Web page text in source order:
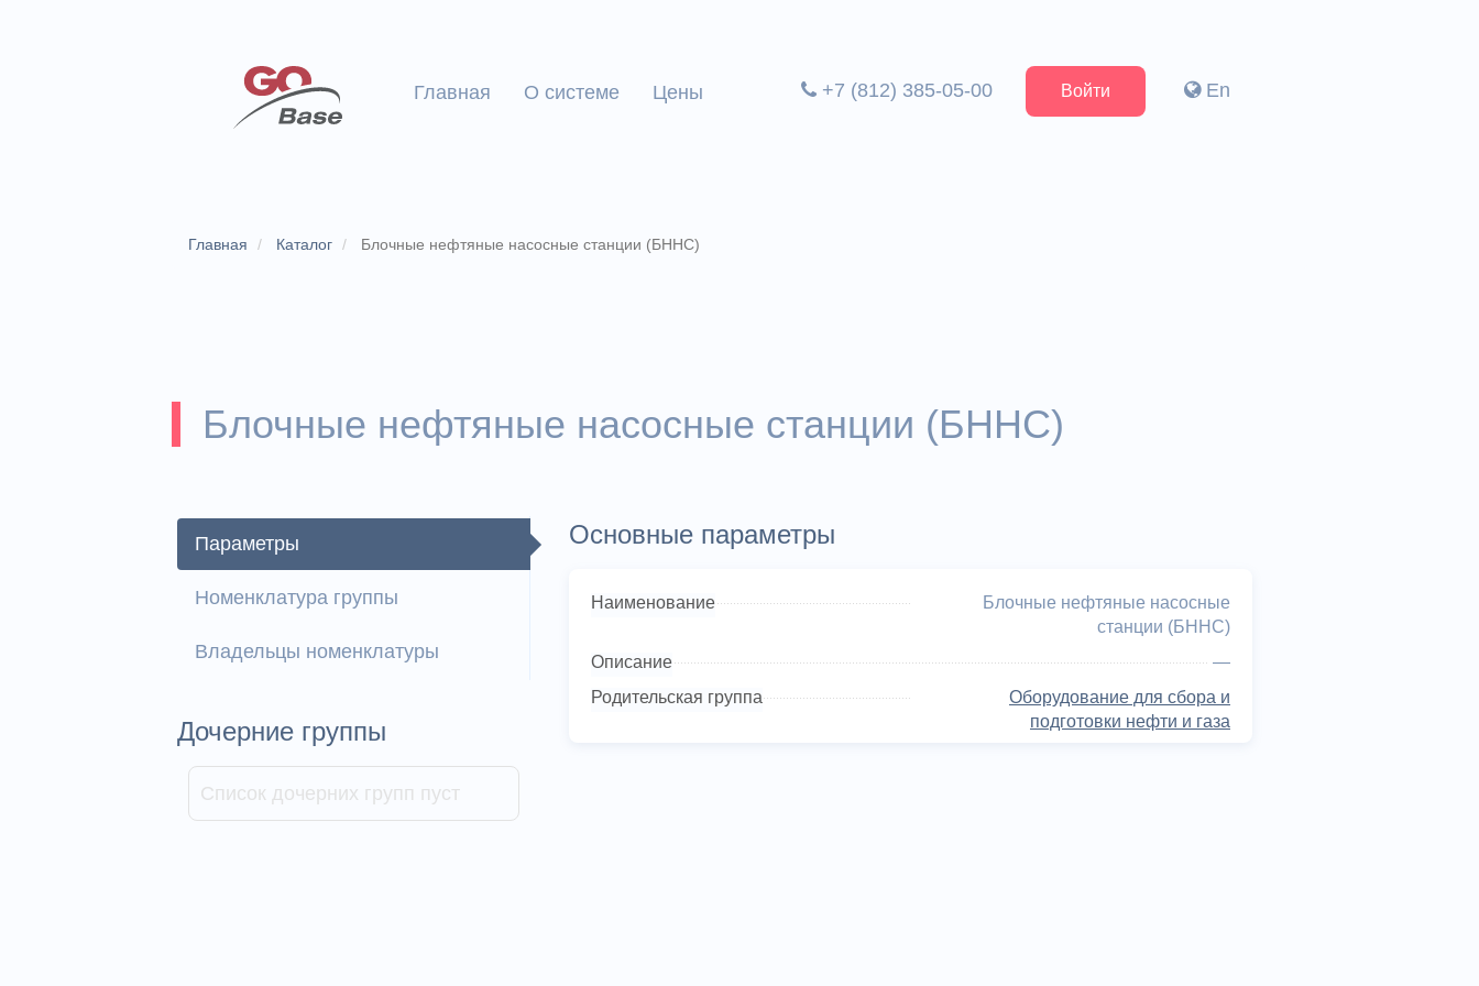
Главная О системе Цены +7 (812) 385-05-00 Войти En
Главная Каталог Блочные нефтяные насосные станции (БННС)
Блочные нефтяные насосные станции (БННС)
Параметры
Номенклатура группы
Владельцы номенклатуры
Дочерние группы
Список дочерних групп пуст
Основные параметры
Наименование
Блочные нефтяные насосные
станции (БННС)
Описание
—
Родительская группа
Оборудование для сбора и
подготовки нефти и газа